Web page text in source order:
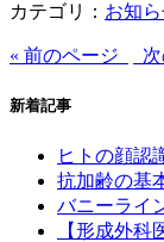
カテゴリ： お知
« 前のページ
新着記事
ヒトの顔認
抗加齢の基
バニーライ
【形成外科